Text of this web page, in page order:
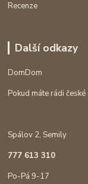
Recenze
Další odkazy
DomDom
Pokud máte rádi
Spálov 2, Semily
777 613 310
Po-Pá 9-17